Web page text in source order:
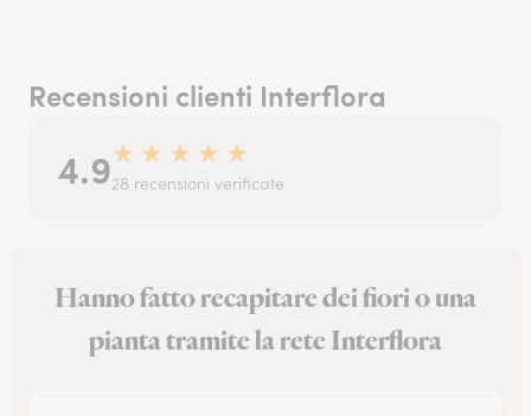
Recensioni clienti Interflora
4.9★ ★ ★ ★ ★
28 recensioni verificate
Hanno fatto recapitare dei fiori o una
pianta tramite la rete Interflora